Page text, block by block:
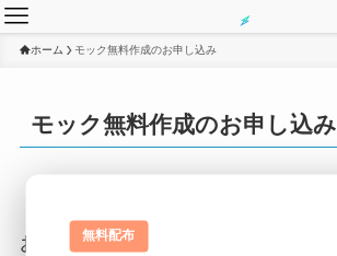
ホーム モック無料作成のお申し込み
モック無料作成のお申し込み
お名前 無料配布